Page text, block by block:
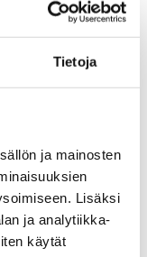
Tietoja
ja mainosten
Lisäksi
ja analytiikka-
käytät